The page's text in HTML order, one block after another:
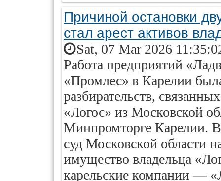
Причиной остановки
стал арест активов
Sat, 07 Mar 2026
Работа предприятий
«Промлес» в Карелии
разбирательств,
«Логос» из Московской
Минпромторге Карелии.
суд Московской области
имущество владельца
карельские компании —